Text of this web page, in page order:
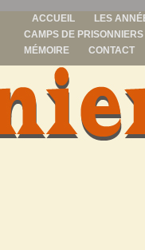
ACCUEIL LES
CAMPS DE PRISONNIERS
MÉMOIRE
CONTACT